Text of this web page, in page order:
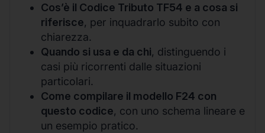
Cos’è il Codice Tributo TF54 e a cosa si
riferisce, per inquadrarlo subito con
chiarezza.
Quando si usa e da chi, distinguendo i
casi più ricorrenti dalle situazioni
particolari.
Come compilare il modello F24 con
questo codice, con uno schema lineare e
un esempio pratico.